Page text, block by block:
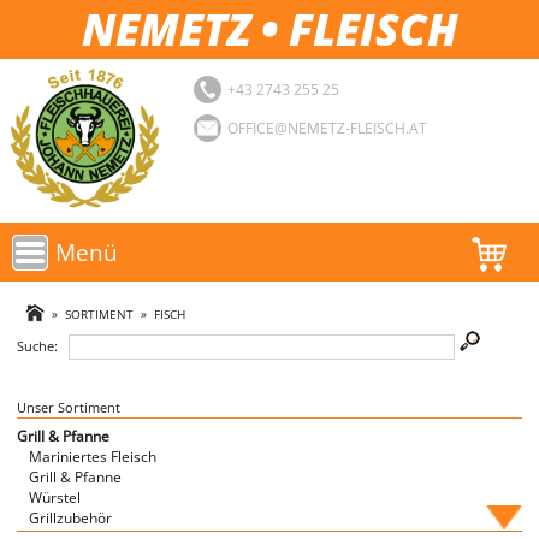
NEMETZ • FLEISCH
+43 2743 255 25
OFFICE@NEMETZ-FLEISCH.AT
Menü
AKTIONEN
SORTIMENT
LOGIN
FAVORITEN
» SORTIMENT» FISCH
Suche:
Unser Sortiment
Grill & Pfanne
Mariniertes Fleisch
Grill & Pfanne
Würstel
Grillzubehör